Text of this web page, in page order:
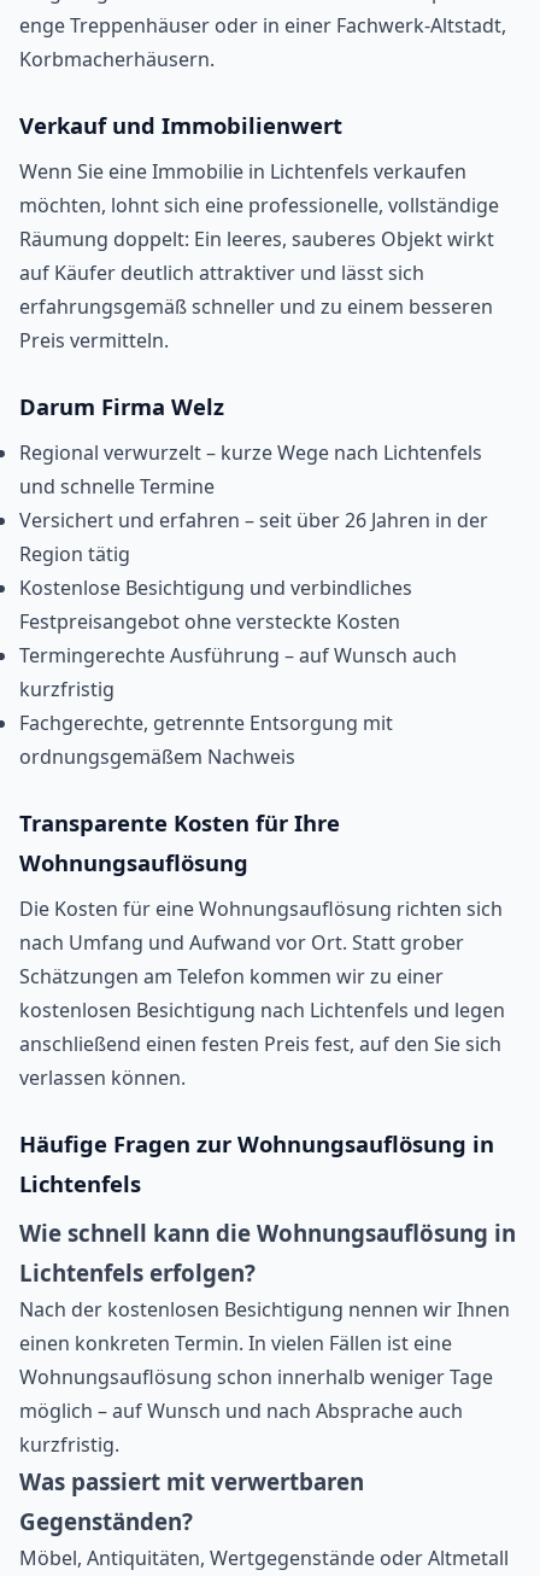
enge Treppenhäuser oder in einer Fachwerk-Altstadt,
Korbmacherhäusern.
Verkauf und Immobilienwert
Wenn Sie eine Immobilie in Lichtenfels verkaufen
möchten, lohnt sich eine professionelle, vollständige
Räumung doppelt: Ein leeres, sauberes Objekt wirkt
auf Käufer deutlich attraktiver und lässt sich
erfahrungsgemäß schneller und zu einem besseren
Preis vermitteln.
Darum Firma Welz
Regional verwurzelt – kurze Wege nach Lichtenfels
und schnelle Termine
Versichert und erfahren – seit über 26 Jahren in der
Region tätig
Kostenlose Besichtigung und verbindliches
Festpreisangebot ohne versteckte Kosten
Termingerechte Ausführung – auf Wunsch auch
kurzfristig
Fachgerechte, getrennte Entsorgung mit
ordnungsgemäßem Nachweis
Transparente Kosten für Ihre
Wohnungsauflösung
Die Kosten für eine Wohnungsauflösung richten sich
nach Umfang und Aufwand vor Ort. Statt grober
Schätzungen am Telefon kommen wir zu einer
kostenlosen Besichtigung nach Lichtenfels und legen
anschließend einen festen Preis fest, auf den Sie sich
verlassen können.
Häufige Fragen zur Wohnungsauflösung in
Lichtenfels
Wie schnell kann die Wohnungsauflösung in
Lichtenfels erfolgen?
Nach der kostenlosen Besichtigung nennen wir Ihnen
einen konkreten Termin. In vielen Fällen ist eine
Wohnungsauflösung schon innerhalb weniger Tage
möglich – auf Wunsch und nach Absprache auch
kurzfristig.
Was passiert mit verwertbaren
Gegenständen?
Möbel, Antiquitäten, Wertgegenstände oder Altmetall